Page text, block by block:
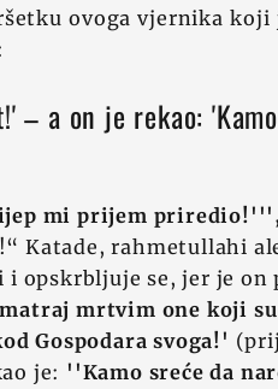
ovoga vjernika koji
– a on je rekao:
mi prijem
Katade, rahmetullahi
opskrbljuje se, jer je on
mrtvim one koji
Gospodara svoga!'
je: ''Kamo sreće da